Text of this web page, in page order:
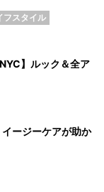
フスタイル
】ルック＆全ア
ージーケアが助か